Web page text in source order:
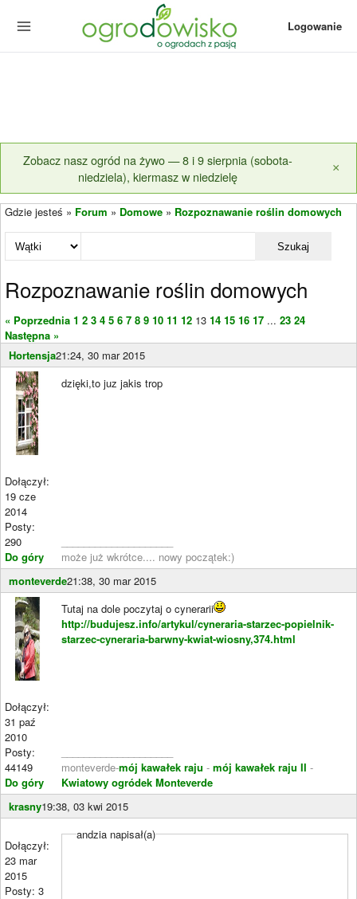
Logowanie
Zobacz nasz ogród na żywo — 8 i 9 sierpnia (sobota-
niedziela), kiermasz w niedzielę
×
Gdzie jesteś » Forum » Domowe » Rozpoznawanie roślin domowych
Szukaj
Rozpoznawanie roślin domowych
« Poprzednia 1 2 3 4 5 6 7 8 9 10 11 12 13 14 15 16 17 ... 23 24
Następna »
Hortensja21:24, 30 mar 2015
Dołączył:
19 cze
2014
Posty:
290
Do góry
dzięki,to juz jakis trop
może już wkrótce.... nowy początek:)
monteverde21:38, 30 mar 2015
Dołączył:
31 paź
2010
Posty:
44149
Do góry
Tutaj na dole poczytaj o cynerarii
http://budujesz.info/artykul/cyneraria-starzec-popielnik-
starzec-cyneraria-barwny-kwiat-wiosny,374.html
monteverde-mój kawałek raju - mój kawałek raju II -
Kwiatowy ogródek Monteverde
krasny19:38, 03 kwi 2015
Dołączył:
23 mar
2015
Posty: 3
andzia napisał(a)